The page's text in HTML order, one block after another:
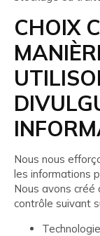
CHOIX
Nous nous
les informations
Nous avons créé
contrôle suivant